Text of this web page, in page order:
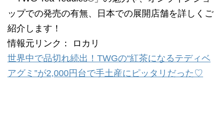
ップでの発売の有無、日本での展開店舗を詳しくご
紹介します！
情報元リンク： ロカリ
世界中で品切れ続出！TWGの“紅茶になるテディベ
アグミ”が2,000円台で手土産にピッタリだった♡